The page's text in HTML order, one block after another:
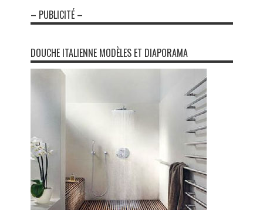
– PUBLICITÉ –
DOUCHE ITALIENNE MODÈLES ET DIAPORAMA